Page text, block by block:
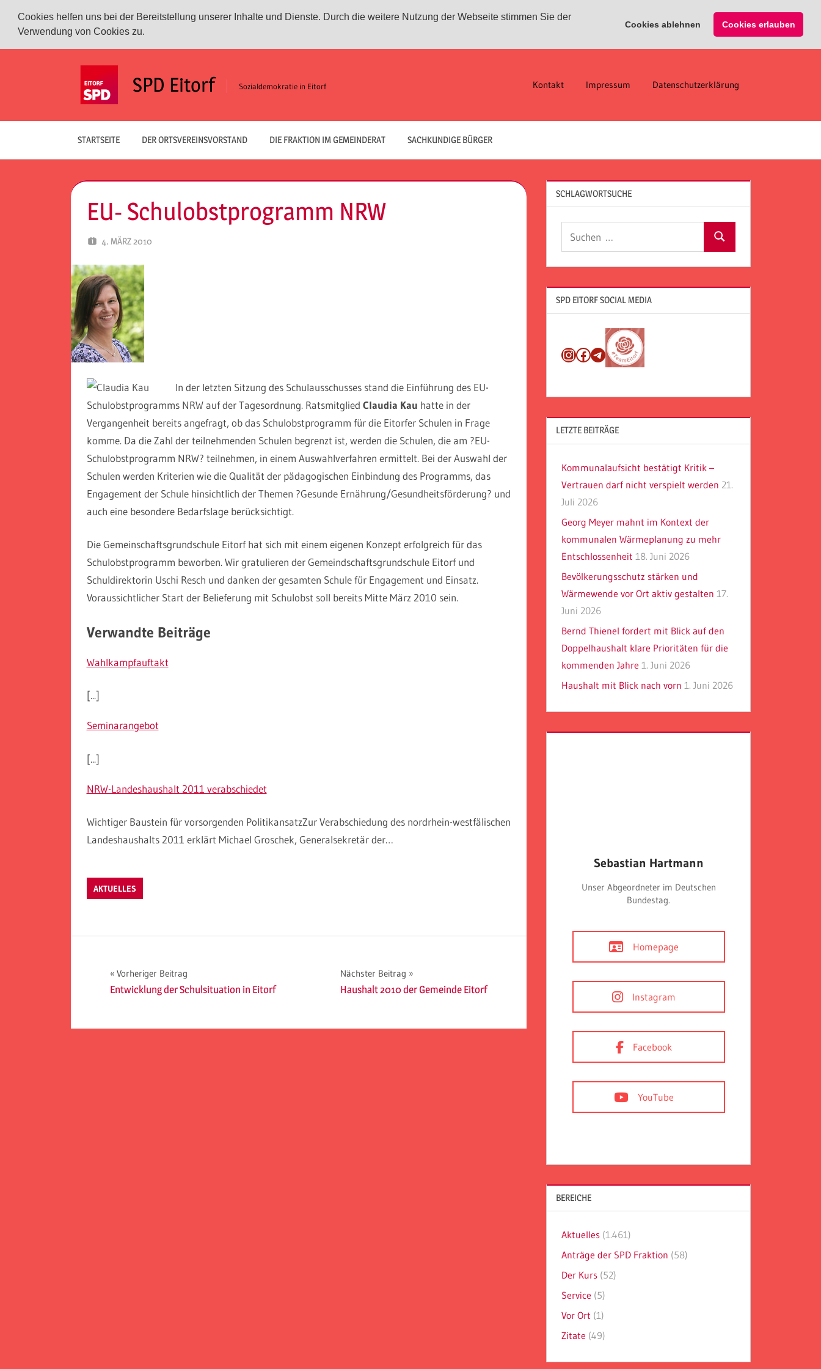
Cookies helfen uns bei der Bereitstellung unserer Inhalte und Dienste. Durch die weitere Nutzung der Webseite stimmen Sie der
Verwendung von Cookies zu.
Cookies ablehnen Cookies erlauben
SPD Eitorf Sozialdemokratie in Eitorf Kontakt Impressum Datenschutzerklärung
STARTSEITE DER ORTSVEREINSVORSTAND DIE FRAKTION IM GEMEINDERAT SACHKUNDIGE BÜRGER
EU- Schulobstprogramm NRW
4. MÄRZ 2010
In der letzten Sitzung des Schulausschusses stand die Einführung des EU-
Schulobstprogramms NRW auf der Tagesordnung. Ratsmitglied Claudia Kau hatte in der
Vergangenheit bereits angefragt, ob das Schulobstprogramm für die Eitorfer Schulen in Frage
komme. Da die Zahl der teilnehmenden Schulen begrenzt ist, werden die Schulen, die am ?EU-
Schulobstprogramm NRW? teilnehmen, in einem Auswahlverfahren ermittelt. Bei der Auswahl der
Schulen werden Kriterien wie die Qualität der pädagogischen Einbindung des Programms, das
Engagement der Schule hinsichtlich der Themen ?Gesunde Ernährung/Gesundheitsförderung? und
auch eine besondere Bedarfslage berücksichtigt.
Die Gemeinschaftsgrundschule Eitorf hat sich mit einem eigenen Konzept erfolgreich für das
Schulobstprogramm beworben. Wir gratulieren der Gemeindschaftsgrundschule Eitorf und
Schuldirektorin Uschi Resch und danken der gesamten Schule für Engagement und Einsatz.
Voraussichtlicher Start der Belieferung mit Schulobst soll bereits Mitte März 2010 sein.
Verwandte Beiträge
Wahlkampfauftakt
[...]
Seminarangebot
[...]
NRW-Landeshaushalt 2011 verabschiedet
Wichtiger Baustein für vorsorgenden PolitikansatzZur Verabschiedung des nordrhein-westfälischen
Landeshaushalts 2011 erklärt Michael Groschek, Generalsekretär der…
AKTUELLES
Beitragsnavigation
Vorheriger Beitrag
Entwicklung der Schulsituation in Eitorf
Nächster Beitrag
Haushalt 2010 der Gemeinde Eitorf
SCHLAGWORTSUCHE
Suchen
SPD EITORF SOCIAL MEDIA
Instagram
Facebook
Telegram
LETZTE BEITRÄGE
Kommunalaufsicht bestätigt Kritik –
Vertrauen darf nicht verspielt werden 21.
Juli 2026
Georg Meyer mahnt im Kontext der
kommunalen Wärmeplanung zu mehr
Entschlossenheit 18. Juni 2026
Bevölkerungsschutz stärken und
Wärmewende vor Ort aktiv gestalten 17.
Juni 2026
Bernd Thienel fordert mit Blick auf den
Doppelhaushalt klare Prioritäten für die
kommenden Jahre 1. Juni 2026
Haushalt mit Blick nach vorn 1. Juni 2026
Sebastian Hartmann
Unser Abgeordneter im Deutschen
Bundestag.
Homepage
Instagram
Facebook
YouTube
BEREICHE
Aktuelles (1.461)
Anträge der SPD Fraktion (58)
Der Kurs (52)
Service (5)
Vor Ort (1)
Zitate (49)